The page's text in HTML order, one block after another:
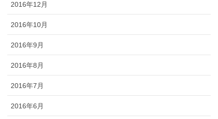
2016年12月
2016年10月
2016年9月
2016年8月
2016年7月
2016年6月